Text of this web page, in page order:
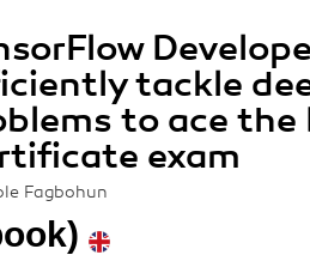
tackle
to ace the
exam
Fagbohun